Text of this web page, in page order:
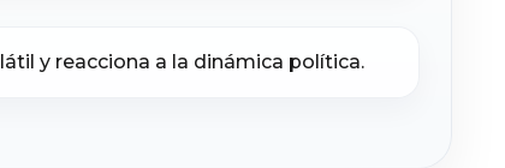
y reacciona a la dinámica política.